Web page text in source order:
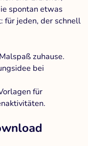
spontan etwas
für jeden, der schnell
zuhause.
bei
für